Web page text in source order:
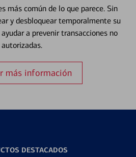
más común de lo que parece. Sin
y desbloquear temporalmente su
a prevenir transacciones no
autorizadas.
más información
DESTACADOS